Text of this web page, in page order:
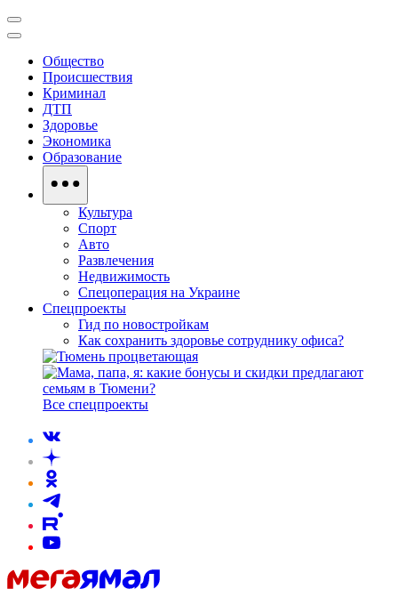
Общество
Происшествия
Криминал
ДТП
Здоровье
Экономика
Образование
Культура
Спорт
Авто
Развлечения
Недвижимость
Спецоперация на Украине
Спецпроекты
Гид по новостройкам
Как сохранить здоровье сотруднику офиса?
Все спецпроекты